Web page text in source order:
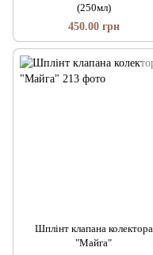
(250мл)
450.00 грн
Шплінт клапана колектора
"Майга"